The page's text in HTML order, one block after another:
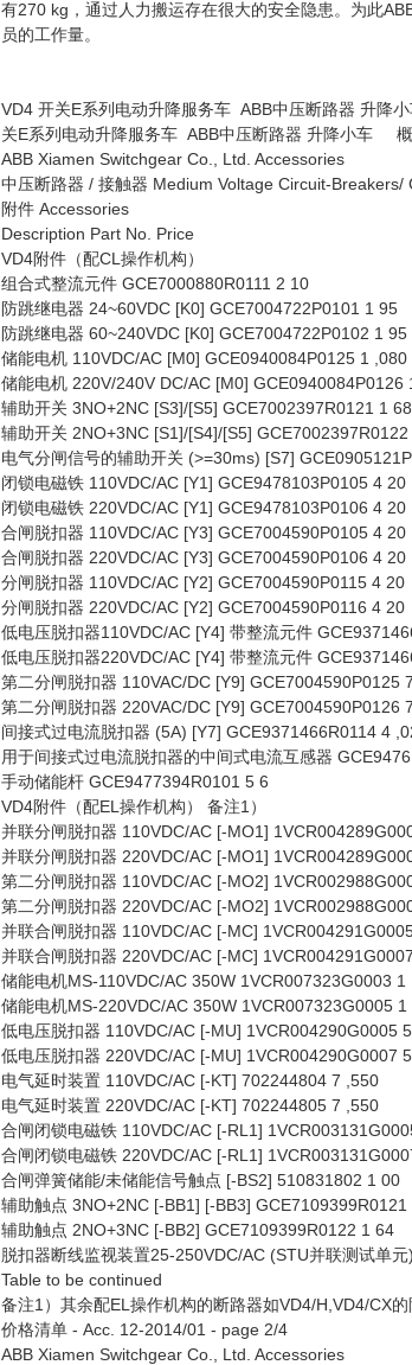
有270 kg，通过人力搬运存在很大的安全隐患。为此
员的工作量。
VD4 开关E系列电动升降服务车 ABB中压断路器 升
关E系列电动升降服务车 ABB中压断路器 升降小车
ABB Xiamen Switchgear Co., Ltd. Accessories
中压断路器 / 接触器 Medium Voltage Circuit-Breakers/
附件 Accessories
Description Part No. Price
VD4附件（配CL操作机构）
组合式整流元件 GCE7000880R0111 2 10
防跳继电器 24~60VDC [K0] GCE7004722P0101 1 95
防跳继电器 60~240VDC [K0] GCE7004722P0102 1 95
储能电机 110VDC/AC [M0] GCE0940084P0125 1 ,080
储能电机 220V/240V DC/AC [M0] GCE0940084P0126
辅助开关 3NO+2NC [S3]/[S5] GCE7002397R0121 1 68
辅助开关 2NO+3NC [S1]/[S4]/[S5] GCE7002397R0122
电气分闸信号的辅助开关 (>=30ms) [S7]
闭锁电磁铁 110VDC/AC [Y1] GCE9478103P0105 4 20
闭锁电磁铁 220VDC/AC [Y1] GCE9478103P0106 4 20
合闸脱扣器 110VDC/AC [Y3] GCE7004590P0105 4 20
合闸脱扣器 220VDC/AC [Y3] GCE7004590P0106 4 20
分闸脱扣器 110VDC/AC [Y2] GCE7004590P0115 4 20
分闸脱扣器 220VDC/AC [Y2] GCE7004590P0116 4 20
低电压脱扣器110VDC/AC [Y4] 带整流元件
低电压脱扣器220VDC/AC [Y4] 带整流元件
第二分闸脱扣器 110VAC/DC [Y9] GCE7004590P0125
第二分闸脱扣器 220VAC/DC [Y9] GCE7004590P0126
间接式过电流脱扣器 (5A) [Y7] GCE9371466R0114 4
用于间接式过电流脱扣器的中间式电流互感器
手动储能杆 GCE9477394R0101 5 6
VD4附件（配EL操作机构） 备注1）
并联分闸脱扣器 110VDC/AC [-MO1]
并联分闸脱扣器 220VDC/AC [-MO1]
第二分闸脱扣器 110VDC/AC [-MO2]
第二分闸脱扣器 220VDC/AC [-MO2]
并联合闸脱扣器 110VDC/AC [-MC]
并联合闸脱扣器 220VDC/AC [-MC]
储能电机MS-110VDC/AC 350W 1VCR007323G0003 1
储能电机MS-220VDC/AC 350W 1VCR007323G0005 1
低电压脱扣器 110VDC/AC [-MU] 1VCR004290G0005
低电压脱扣器 220VDC/AC [-MU] 1VCR004290G0007
电气延时装置 110VDC/AC [-KT] 702244804 7 ,550
电气延时装置 220VDC/AC [-KT] 702244805 7 ,550
合闸闭锁电磁铁 110VDC/AC [-RL1]
合闸闭锁电磁铁 220VDC/AC [-RL1]
合闸弹簧储能/未储能信号触点 [-BS2] 510831802 1 00
辅助触点 3NO+2NC [-BB1] [-BB3] GCE7109399R0121
辅助触点 2NO+3NC [-BB2] GCE7109399R0122 1 64
脱扣器断线监视装置25-250VDC/AC (STU并联测试单
Table to be continued
备注1）其余配EL操作机构的断路器如VD4/H,VD4/CX
价格清单 - Acc. 12-2014/01 - page 2/4
ABB Xiamen Switchgear Co., Ltd. Accessories